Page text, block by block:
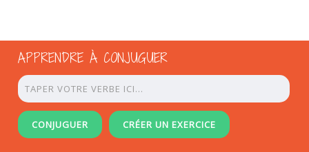
APPRENDRE À CONJUGUER
CONJUGUER CRÉER UN EXERCICE